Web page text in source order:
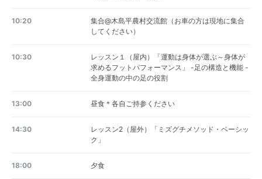
10:20
集合@木島平農村交流館（お車の方は現地に集合
してください）
10:30
レッスン１（屋内）「運動は身体が選ぶ～身体が
求めるフットパフォーマンス」 -足の構造と機能 -
全身運動の中の足の役割
13:00 昼食＊各自ご持参ください
14:30
レッスン2（屋外）「ミズグチメソッド・ベーシッ
ク」
18:00 夕食